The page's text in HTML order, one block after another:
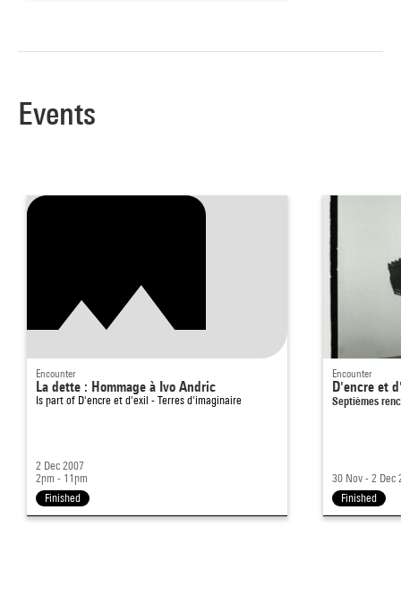
Events
Encounter
La dette : Hommage à Ivo Andric
Is part of D'encre et d'exil - Terres d'imaginaire
2 Dec 2007
2pm - 11pm
Finished
Encounter
D'encre et
Septièmes
30 Nov - 2 Dec
Finished